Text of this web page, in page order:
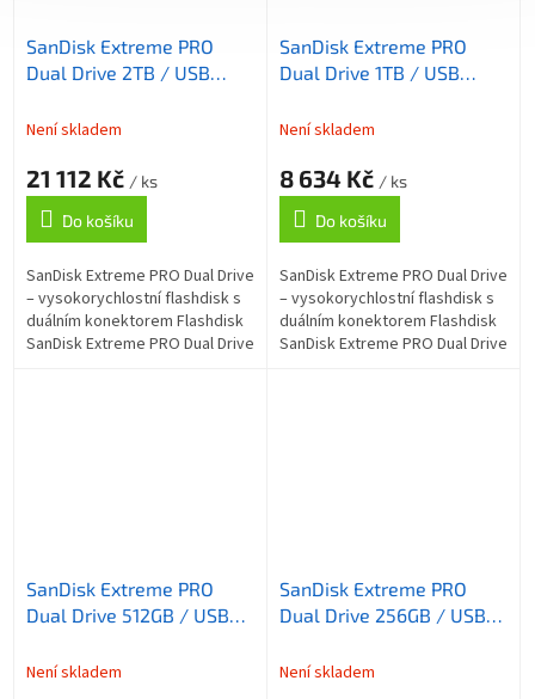
SanDisk Extreme PRO
Dual Drive 2TB / USB
USB 3.2 Gen 1 / kov /
Není skladem
21 112 Kč / ks
Do košíku
SanDisk Extreme PRO Dual Drive
– vysokorychlostní flashdisk s
duálním konektorem Flashdisk
SanDisk Extreme PRO Dual Drive
SanDisk Extreme PRO
Dual Drive 1TB / USB
USB 3.2 Gen 1 / kov /
Není skladem
8 634 Kč / ks
Do košíku
SanDisk Extreme PRO Dual Drive
– vysokorychlostní flashdisk s
duálním konektorem Flashdisk
SanDisk Extreme PRO Dual Drive
SanDisk Extreme PRO
Dual Drive 512GB / USB
USB 3.2 Gen 1 / kov /
Není skladem
SanDisk Extreme PRO
Dual Drive 256GB / USB
USB 3.2 Gen 1 / kov /
Není skladem